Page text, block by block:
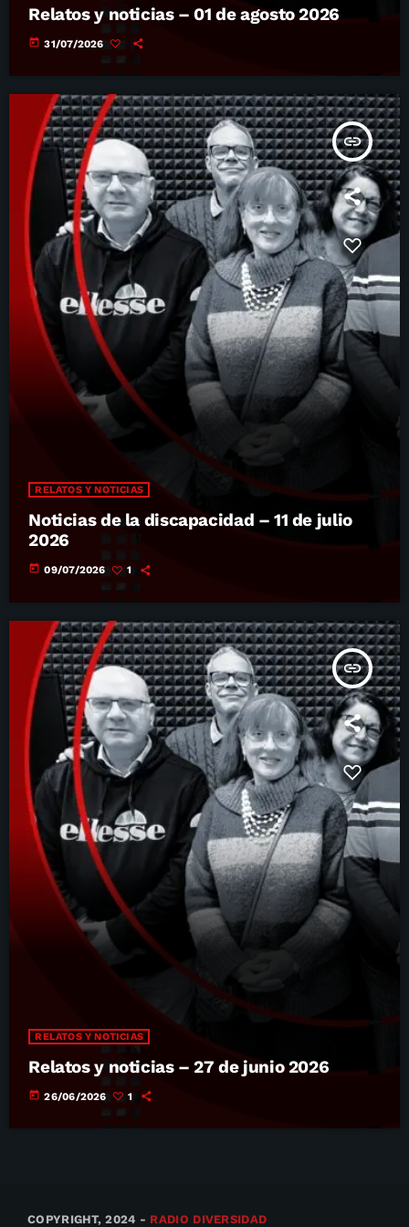
Relatos y noticias – 01 de agosto 2026
today 31/07/2026
insert_link
RELATOS Y NOTICIAS
Noticias de la discapacidad – 11 de julio
2026
today 09/07/2026 1
insert_link
RELATOS Y NOTICIAS
Relatos y noticias – 27 de junio 2026
today 26/06/2026 1
COPYRIGHT, 2024 - RADIO DIVERSIDAD